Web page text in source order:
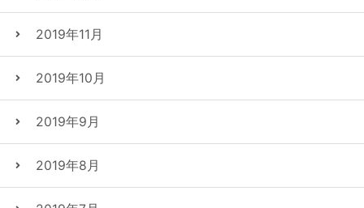
2019年11月
2019年10月
2019年9月
2019年8月